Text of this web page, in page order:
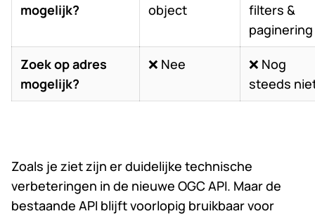
mogelijk?
object
filters &
paginering
Zoek op adres
mogelijk?
❌ Nee
❌ Nog
steeds
Zoals je ziet zijn er duidelijke technische
verbeteringen in de nieuwe OGC API. Maar de
bestaande API blijft voorlopig bruikbaar voor